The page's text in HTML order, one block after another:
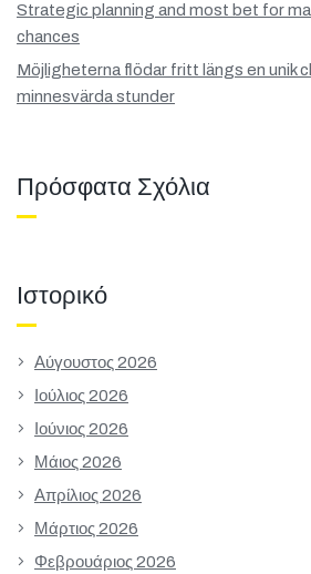
Strategic planning and most bet for
chances
Möjligheterna flödar fritt längs en unik
minnesvärda stunder
Πρόσφατα Σχόλια
Ιστορικό
Αύγουστος 2026
Ιούλιος 2026
Ιούνιος 2026
Μάιος 2026
Απρίλιος 2026
Μάρτιος 2026
Φεβρουάριος 2026